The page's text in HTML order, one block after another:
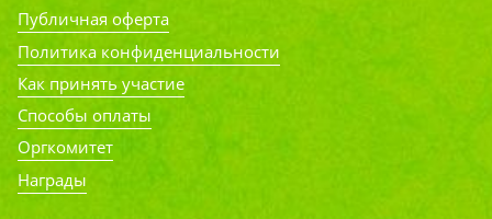
Публичная оферта
Политика конфиденциальности
Как принять участие
Способы оплаты
Оргкомитет
Награды